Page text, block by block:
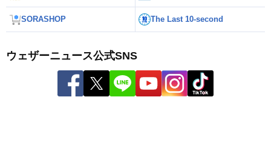
SORASHOP The Last 10-second
ウェザーニュース公式SNS